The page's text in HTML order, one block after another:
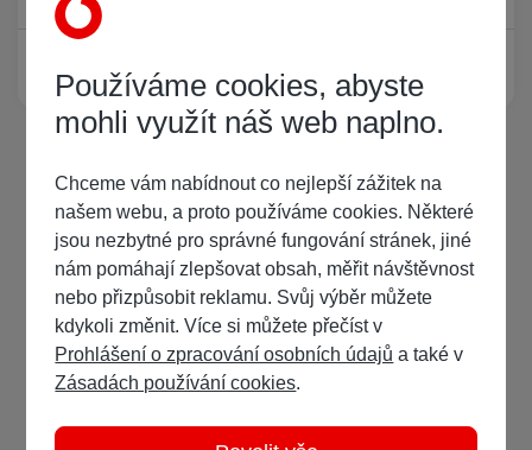
Žádný registrovaný uživatel si neprohlíží tuto stránku
Používáme cookies, abyste
mohli využít náš web naplno.
Chceme vám nabídnout co nejlepší zážitek na
našem webu, a proto používáme cookies. Některé
jsou nezbytné pro správné fungování stránek, jiné
nám pomáhají zlepšovat obsah, měřit návštěvnost
nebo přizpůsobit reklamu. Svůj výběr můžete
kdykoli změnit. Více si můžete přečíst v
Prohlášení o zpracování osobních údajů a také v
Zásadách používání cookies.